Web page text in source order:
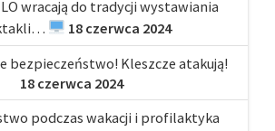
wracają do tradycji wystawiania
18 czerwca 2024
bezpieczeństwo! Kleszcze atakują!
18 czerwca 2024
podczas wakacji i profilaktyka